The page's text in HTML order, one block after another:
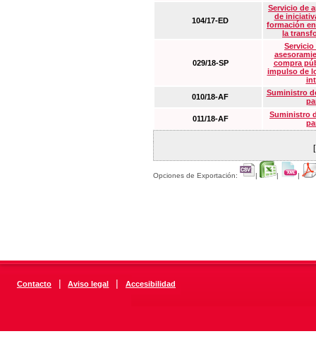
104/17-ED
Servicio de
de
formación
la
029/18-SP
Servicio
compra
impulso de
010/18-AF
Suministro
011/18-AF
Suministro
Opciones de Exportación: | | |
Contacto | Aviso legal | Accesibilidad